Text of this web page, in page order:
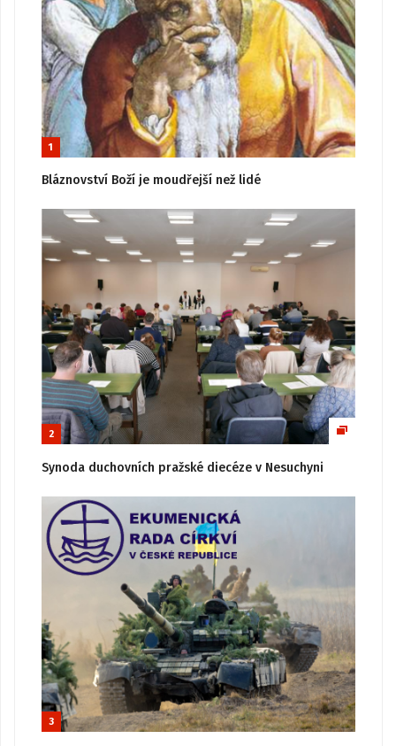
1
Bláznovství Boží je moudřejší než lidé
2
Synoda duchovních pražské diecéze v Nesuchyni
3